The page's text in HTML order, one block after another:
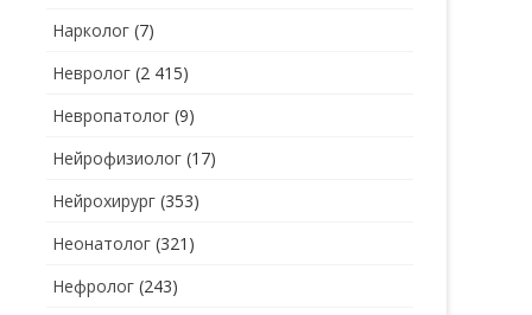
Нарколог (7)
Невролог (2 415)
Невропатолог (9)
Нейрофизиолог (17)
Нейрохирург (353)
Неонатолог (321)
Нефролог (243)